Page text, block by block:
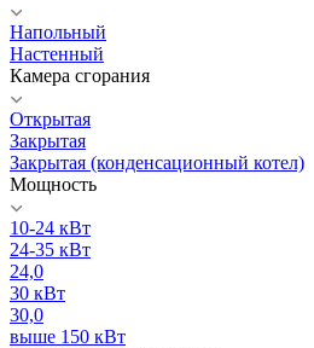
Напольный
Настенный
Камера сгорания
Открытая
Закрытая
Закрытая (конденсационный котел)
Мощность
10-24 кВт
24-35 кВт
24,0
30 кВт
30,0
выше 150 кВт